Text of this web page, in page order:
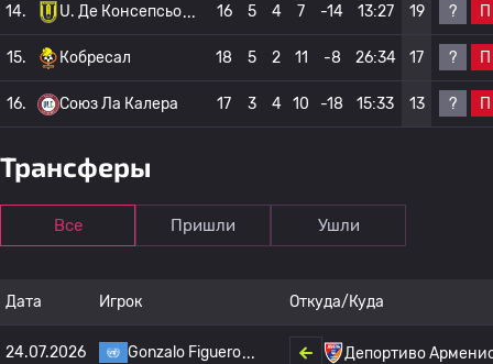
14. U. Де Консепсьо 16 5 4 7 -14 13:27 19 ? П
15. Кобресал 18 5 2 11 -8 26:34 17 ? П
16. Союз Ла Калера 17 3 4 10 -18 15:33 13 ? П
Трансферы
Все Пришли Ушли
Дата Игрок Откуда/Куда
24.07.2026 Gonzalo Figuero Депортиво